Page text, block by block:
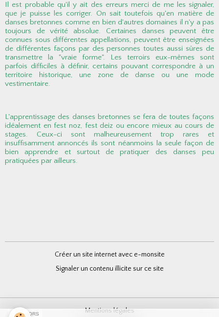
Il est probable qu'il y ait des erreurs merci de me les signaler,
que je puisse les corriger. On sait toutefois qu'en matière de
danses bretonnes comme en bien d'autres domaines il n'y a pas
toujours de vérité absolue. Certaines danses peuvent être
connues sous différentes appellations, peuvent être enseignées
de différentes façons par des personnes toutes aussi sûres de
transmettre la "vraie forme". Les terroirs eux-mêmes sont
parfois difficiles à définir, certains pouvant correspondre à un
territoire historique, une zone de danse ou une mode
vestimentaire.
L'apprentissage des danses bretonnes se fera de toutes façons
idéalement en fest noz, fest deiz ou encore mieux au cours de
stages. Ceux-ci sont malheureusement trop rares et
insuffisamment annoncés ils sont néanmoins la seule façon de
bien apprendre et surtout de pratiquer des danses peu
pratiquées par ailleurs.
Créer un site internet avec e-monsite
Signaler un contenu illicite sur ce site
Mentions légales
SPONSORS